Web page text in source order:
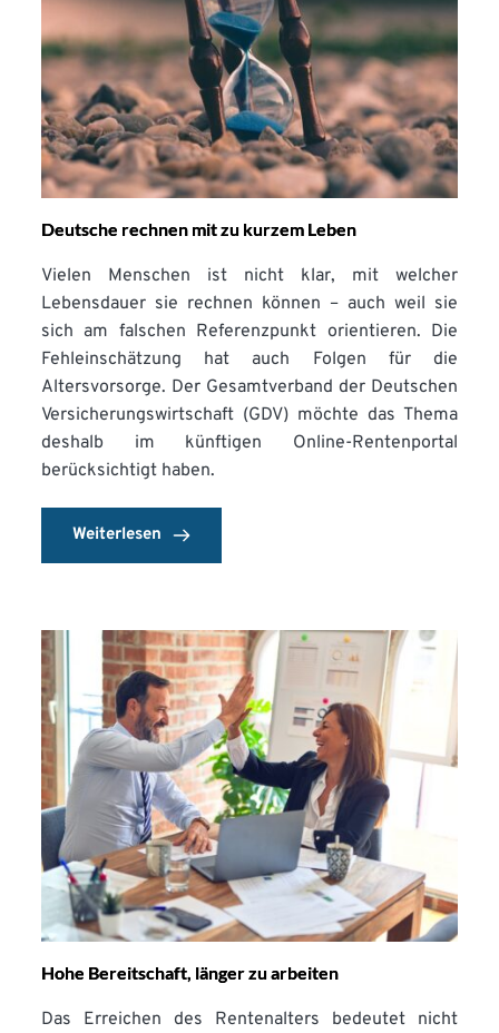
Deutsche rechnen mit zu kurzem Leben
Vielen Menschen ist nicht klar, mit welcher
Lebensdauer sie rechnen können – auch weil sie
sich am falschen Referenzpunkt orientieren. Die
Fehleinschätzung hat auch Folgen für die
Altersvorsorge. Der Gesamtverband der Deutschen
Versicherungswirtschaft (GDV) möchte das Thema
deshalb im künftigen Online-Rentenportal
berücksichtigt haben.
Weiterlesen
Hohe Bereitschaft, länger zu arbeiten
Das Erreichen des Rentenalters bedeutet nicht